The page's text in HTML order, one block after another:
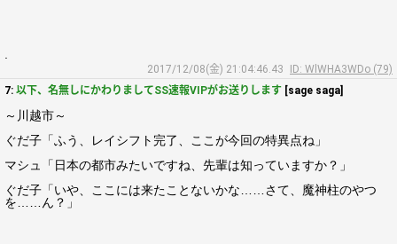
2017/12/08(金) 21:04:46.43
ID: WlWHA3WDo (79)
7: 以下、名無しにかわりましてSS速報VIPがお送りします [sage saga]
～川越市～
ぐだ子「ふう、レイシフト完了、ここが今回の特異点ね」
マシュ「日本の都市みたいですね、先輩は知っていますか？」
ぐだ子「いや、ここには来たことないかな……さて、魔神柱のやつ
を……ん？」